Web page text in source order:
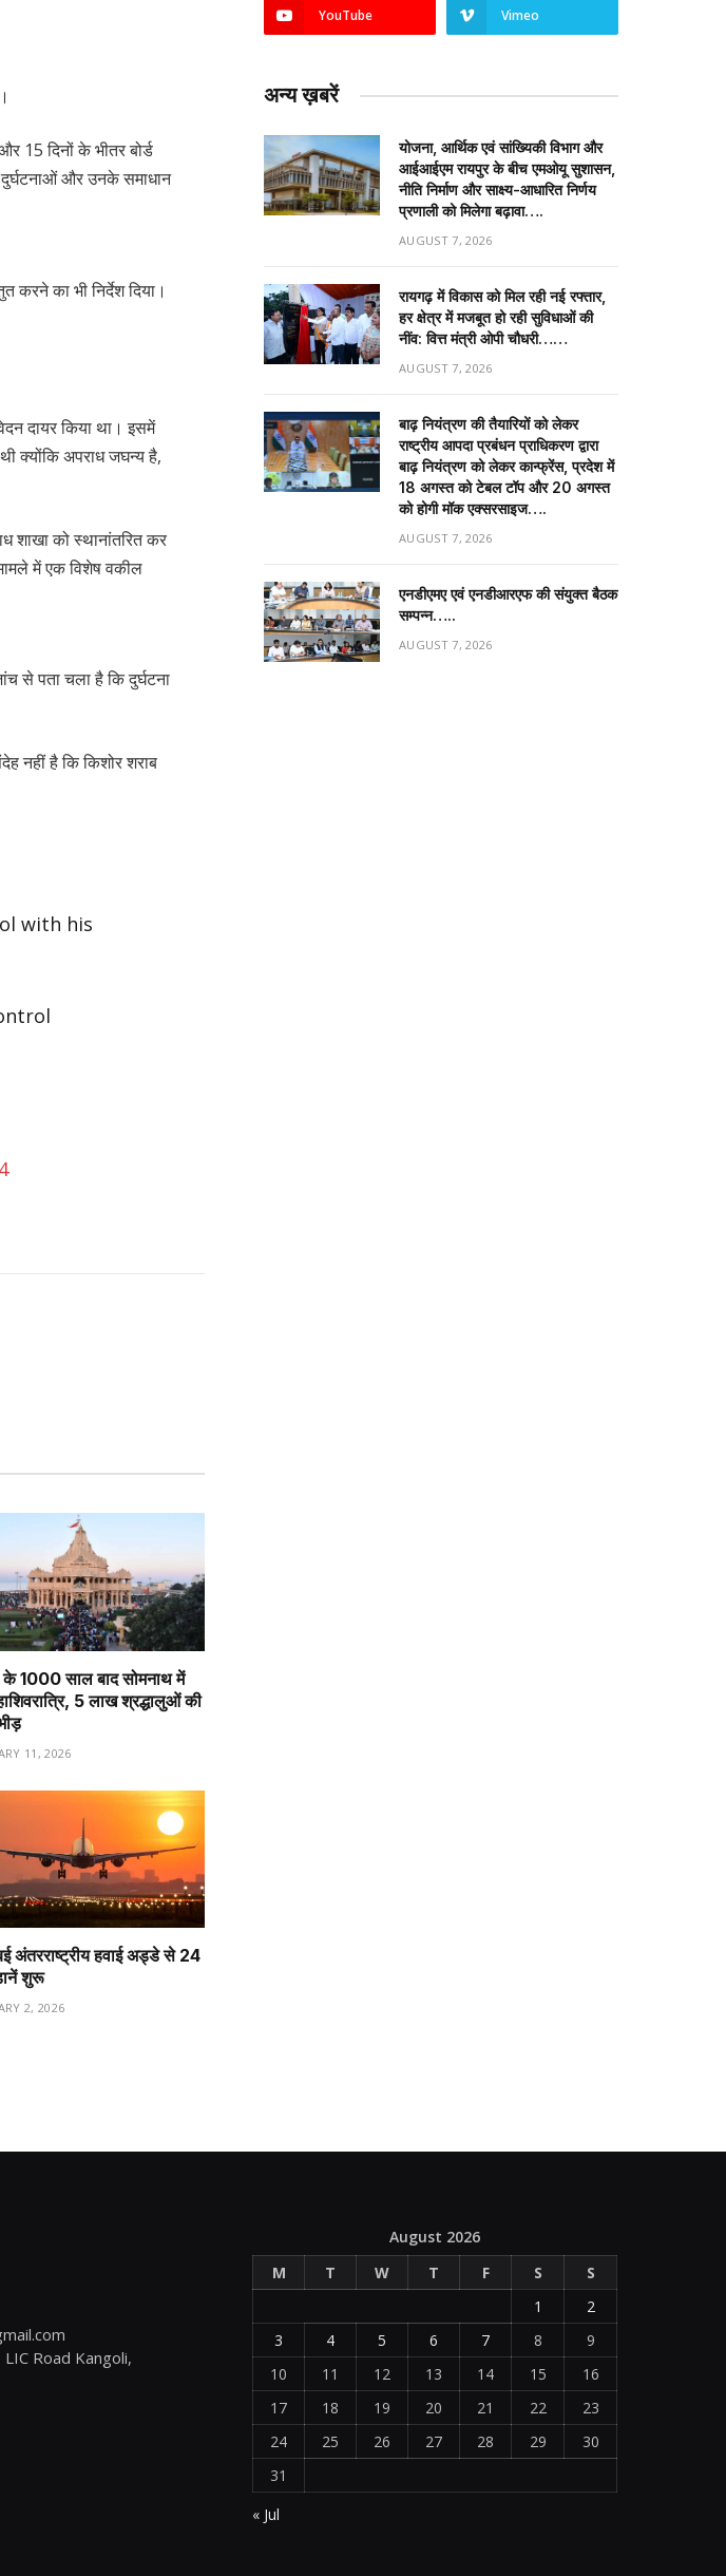
15 दिनों के भीतर बोर्ड
और उनके समाधान
करने का भी निर्देश दिया।
दायर किया था। इसमें
क्योंकि अपराध जघन्य है,
शाखा को स्थानांतरित कर
में एक विशेष वकील
से पता चला है कि दुर्घटना
नहीं है कि किशोर शराब
with his
के 1000 साल बाद सोमनाथ में
5 लाख श्रद्धालुओं की
11, 2026
अंतरराष्ट्रीय हवाई अड्डे से 24
शुरू
2, 2026
YouTube Vimeo
अन्य ख़बरें
योजना, आर्थिक एवं सांख्यिकी विभाग और
आईआईएम रायपुर के बीच एमओयू सुशासन,
नीति निर्माण और साक्ष्य-आधारित निर्णय
प्रणाली को मिलेगा बढ़ावा….
AUGUST 7, 2026
रायगढ़ में विकास को मिल रही नई रफ्तार,
हर क्षेत्र में मजबूत हो रही सुविधाओं की
नींव: वित्त मंत्री ओपी चौधरी……
AUGUST 7, 2026
बाढ़ नियंत्रण की तैयारियों को लेकर
राष्ट्रीय आपदा प्रबंधन प्राधिकरण द्वारा
बाढ़ नियंत्रण को लेकर कान्फ्रेंस, प्रदेश में
18 अगस्त को टेबल टॉप और 20 अगस्त
को होगी मॉक एक्सरसाइज….
AUGUST 7, 2026
एनडीएमए एवं एनडीआरएफ की संयुक्त बैठक
सम्पन्न…..
AUGUST 7, 2026
Road Kangoli,
August 2026
M
T W T F S
S
1
2
3
4 5 6 7 8
9
10
11 12 13 14 15
16
17
18 19 20 21 22
23
24
25 26 27 28 29
30
31
« Jul